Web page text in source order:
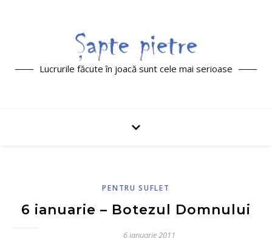
Lucrurile făcute în joacă sunt cele mai serioase
PENTRU SUFLET
6 ianuarie – Botezul Domnului
6 ianuarie 2011